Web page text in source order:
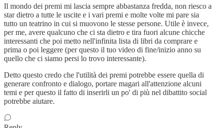
Il mondo dei premi mi lascia sempre abbastanza fredda, non riesco a
star dietro a tutte le uscite e i vari premi e molte volte mi pare sia
tutto un teatrino in cui si muovono le stesse persone. Utile è invece,
per me, avere qualcuno che ci sta dietro e tira fuori alcune chicche
interessanti che poi metto nell'infinita lista di libri da comprare e
prima o poi leggere (per questo il tuo video di fine/inizio anno su
quello che ci siamo persi lo trovo interessante).
Detto questo credo che l'utilità dei premi potrebbe essere quella di
generare confronto e dialogo, portare magari all'attenzione alcuni
temi e per questo il fatto di inserirli un po' di più nel dibattito social
potrebbe aiutare.